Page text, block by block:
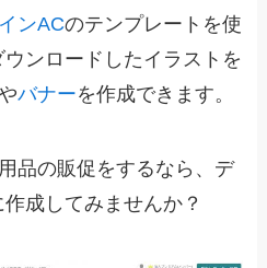
ンACのテンプレートを使
ウンロードしたイラストを
バナーを作成できます。
品の販促をするなら、デ
成してみませんか？